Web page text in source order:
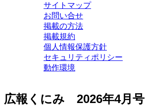
サイトマップ
お問い合せ
掲載の方法
掲載規約
個人情報保護方針
セキュリティポリシー
動作環境
広報くにみ 2026年4月号